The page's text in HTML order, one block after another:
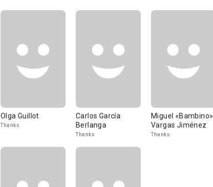
Olga Guillot
Thanks
Carlos García
Berlanga
Thanks
Miguel «Bambino»
Vargas Jiménez
Thanks